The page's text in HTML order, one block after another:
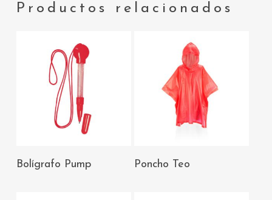
Productos relacionados
AÑADIR AL
CARRITO
Bolígrafo Pump
AÑADIR AL
Poncho Teo